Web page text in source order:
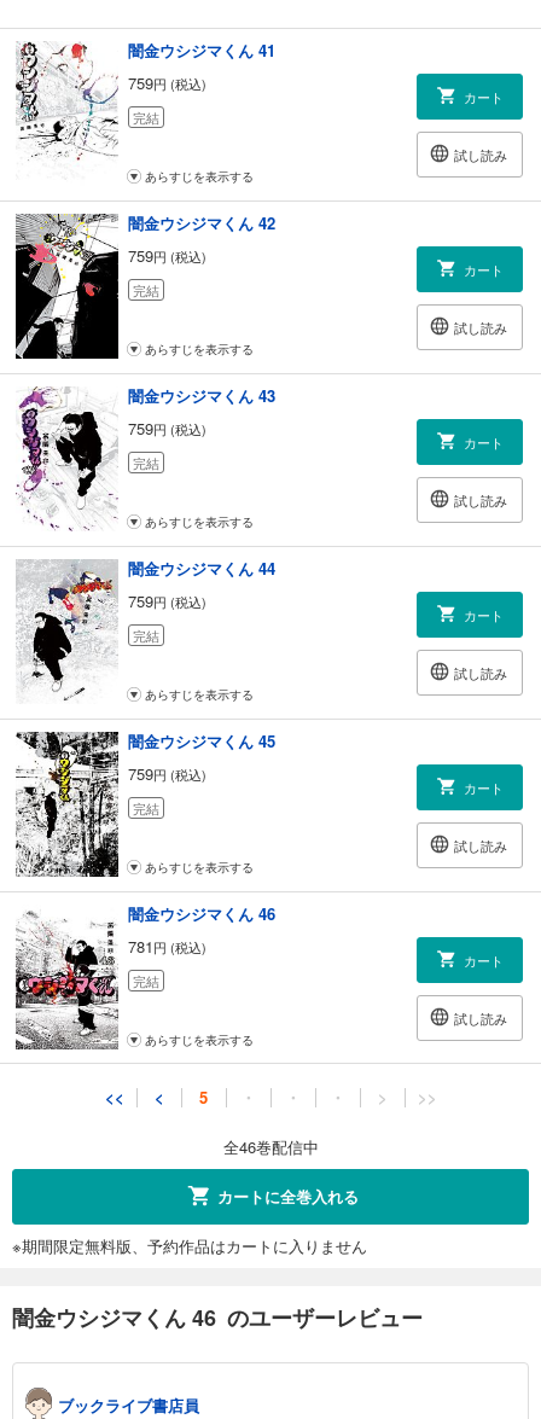
闇金ウシジマくん 41
759円 (税込)
完結
カート
試し読み
あらすじを表示する
闇金ウシジマくん 42
759円 (税込)
完結
カート
試し読み
あらすじを表示する
闇金ウシジマくん 43
759円 (税込)
完結
カート
試し読み
あらすじを表示する
闇金ウシジマくん 44
759円 (税込)
完結
カート
試し読み
あらすじを表示する
闇金ウシジマくん 45
759円 (税込)
完結
カート
試し読み
あらすじを表示する
闇金ウシジマくん 46
781円 (税込)
完結
カート
試し読み
あらすじを表示する
<< < 5 ・ ・ ・ > >>
全46巻配信中
カートに全巻入れる
※期間限定無料版、予約作品はカートに入りません
闇金ウシジマくん 46 のユーザーレビュー
ブックライブ書店員